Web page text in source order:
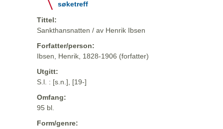
søketreff
Tittel:
Sankthansnatten / av Henrik Ibsen
Forfatter/person:
Ibsen, Henrik, 1828-1906 (forfatter)
Utgitt:
S.l. : [s.n.], [19-]
Omfang:
95 bl.
Form/genre: